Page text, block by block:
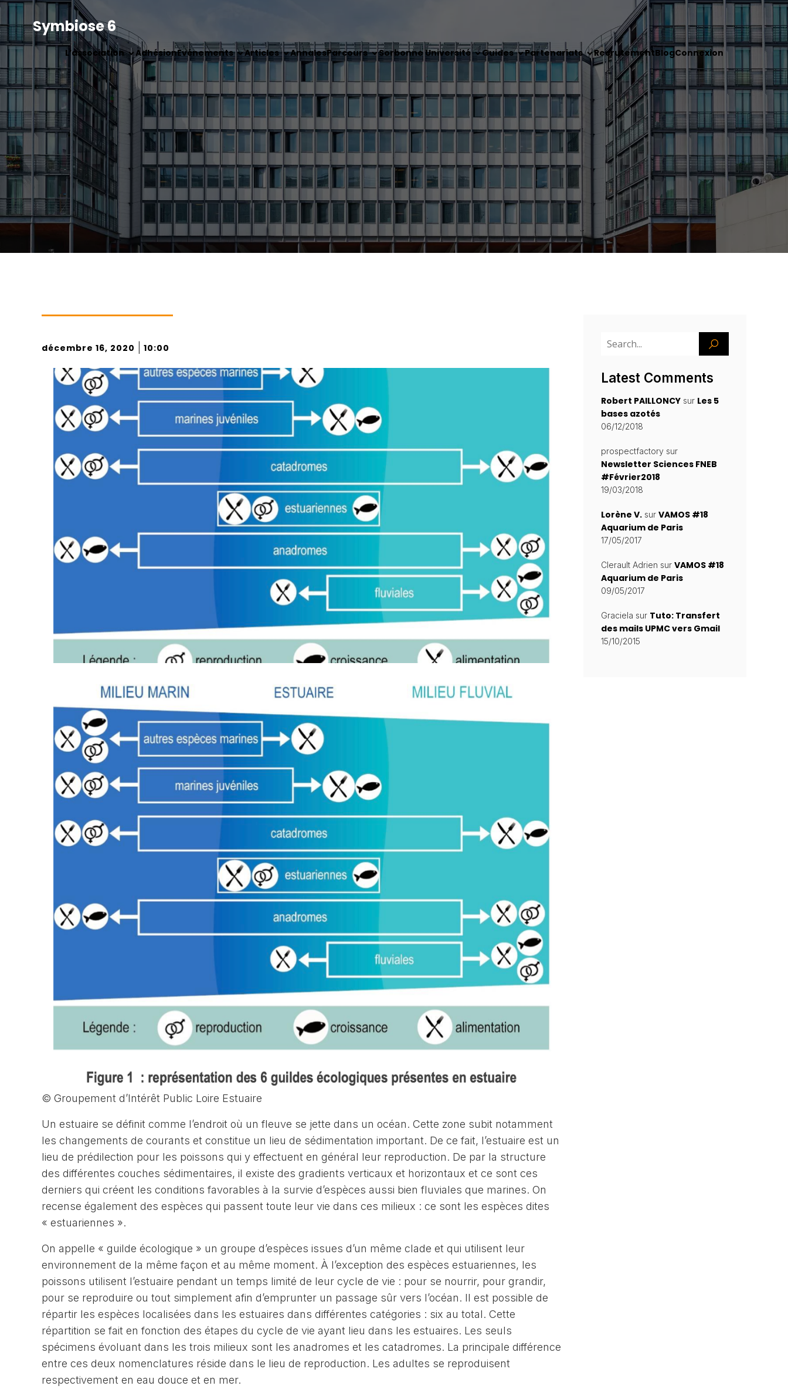
Symbiose 6
L’association AdhésionEvénements Articles AnnalesParcours Sorbonne Université Guides Partenariats RecrutementBlogConnexion
décembre 16, 2020 10:00
© Groupement d’Intérêt Public Loire Estuaire
Un estuaire se définit comme l’endroit où un fleuve se jette dans un océan. Cette zone subit notamment
les changements de courants et constitue un lieu de sédimentation important. De ce fait, l’estuaire est un
lieu de prédilection pour les poissons qui y effectuent en général leur reproduction. De par la structure
des différentes couches sédimentaires, il existe des gradients verticaux et horizontaux et ce sont ces
derniers qui créent les conditions favorables à la survie d’espèces aussi bien fluviales que marines. On
recense également des espèces qui passent toute leur vie dans ces milieux : ce sont les espèces dites
« estuariennes ».
On appelle « guilde écologique » un groupe d’espèces issues d’un même clade et qui utilisent leur
environnement de la même façon et au même moment. À l’exception des espèces estuariennes, les
poissons utilisent l’estuaire pendant un temps limité de leur cycle de vie : pour se nourrir, pour grandir,
pour se reproduire ou tout simplement afin d’emprunter un passage sûr vers l’océan. Il est possible de
répartir les espèces localisées dans les estuaires dans différentes catégories : six au total. Cette
répartition se fait en fonction des étapes du cycle de vie ayant lieu dans les estuaires. Les seuls
spécimens évoluant dans les trois milieux sont les anadromes et les catadromes. La principale différence
entre ces deux nomenclatures réside dans le lieu de reproduction. Les adultes se reproduisent
respectivement en eau douce et en mer.
Latest Comments
Robert PAILLONCY sur Les 5
bases azotés
06/12/2018
prospectfactory sur
Newsletter Sciences FNEB
#Février2018
19/03/2018
Lorène V. sur VAMOS #18
Aquarium de Paris
17/05/2017
Clerault Adrien sur VAMOS #18
Aquarium de Paris
09/05/2017
Graciela sur Tuto: Transfert
des mails UPMC vers Gmail
15/10/2015